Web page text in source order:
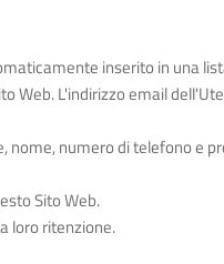
inserito in una
L'indirizzo email
nome, numero di telefono e
Sito Web.
loro ritenzione.